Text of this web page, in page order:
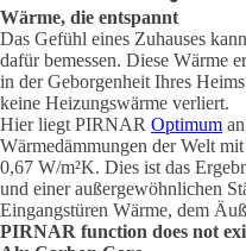
Wärme, die entspannt
Das Gefühl eines Zuhauses
dafür bemessen. Diese Wärme
in der Geborgenheit Ihres
keine Heizungswärme verliert.
Hier liegt PIRNAR Optimum
Wärmedämmungen der Welt
0,67 W/m²K. Dies ist das
und einer außergewöhnlichen
Eingangstüren Wärme, dem
PIRNAR function does not